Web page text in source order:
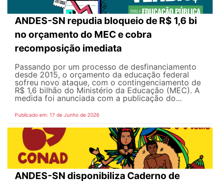
ANDES-SN repudia bloqueio de R$ 1,6 bi
no orçamento do MEC e cobra
recomposição imediata
Passando por um processo de desfinanciamento
desde 2015, o orçamento da educação federal
sofreu novo ataque, com o contingenciamento de
R$ 1,6 bilhão do Ministério da Educação (MEC). A
medida foi anunciada com a publicação do...
Publicado em: 17 de Junho de 2026
ANDES-SN disponibiliza Caderno de